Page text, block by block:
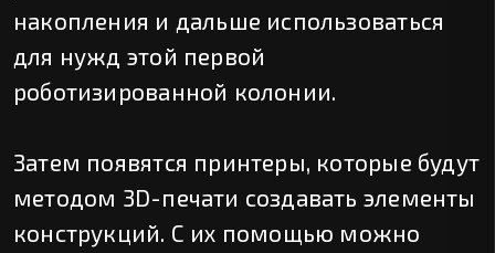
накопления и дальше использоваться
для нужд этой первой
роботизированной колонии.
Затем появятся принтеры, которые будут
методом 3D-печати создавать элементы
конструкций. С их помощью можно